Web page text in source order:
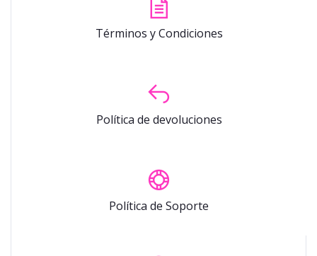
Términos y Condiciones
Política de devoluciones
Política de Soporte